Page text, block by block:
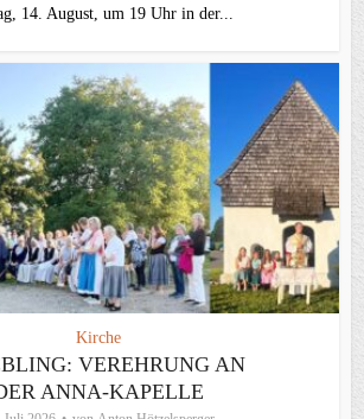
14. August, um 19 Uhr in der...
Kirche
VEREHRUNG AN
ANNA-KAPELLE